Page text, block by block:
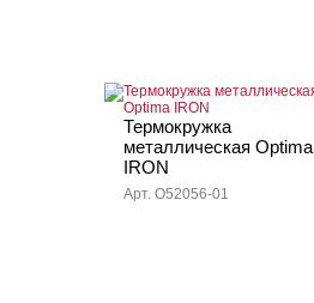
Термокружка
металлическая Optima
IRON
Арт. O52056-01